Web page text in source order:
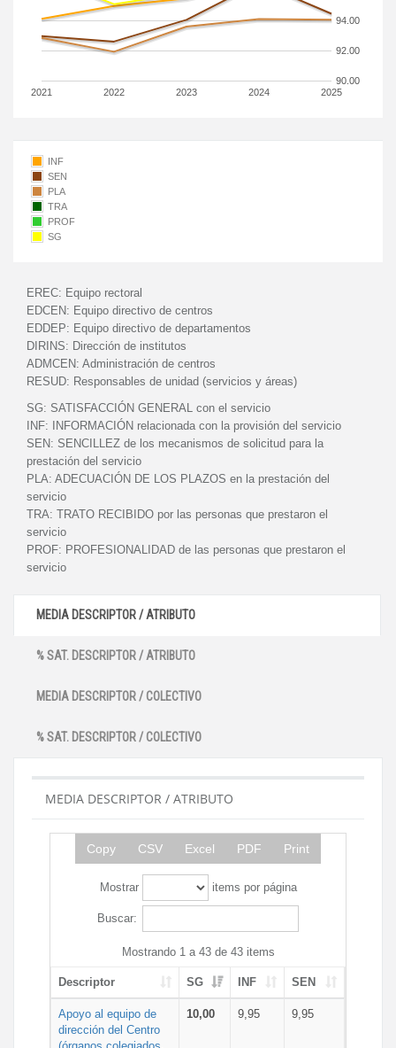
2021 2022 2023 2024 2025
90.00
92.00
94.00
INF
SEN
PLA
TRA
PROF
SG
EREC: Equipo rectoral
EDCEN: Equipo directivo de centros
EDDEP: Equipo directivo de departamentos
DIRINS: Dirección de institutos
ADMCEN: Administración de centros
RESUD: Responsables de unidad (servicios y áreas)
SG: SATISFACCIÓN GENERAL con el servicio
INF:
INFORMACIÓN relacionada con la provisión del servicio
SEN: SENCILLEZ de los mecanismos de solicitud para la
prestación del servicio
PLA: ADECUACIÓN DE LOS PLAZOS en la prestación del
servicio
TRA: TRATO RECIBIDO por las personas que prestaron el
servicio
PROF: PROFESIONALIDAD de las personas que prestaron el
servicio
MEDIA DESCRIPTOR / ATRIBUTO
% SAT. DESCRIPTOR / ATRIBUTO
MEDIA DESCRIPTOR / COLECTIVO
% SAT. DESCRIPTOR / COLECTIVO
MEDIA DESCRIPTOR / ATRIBUTO
Copy CSV Excel PDF Print
Mostrar items por página
Buscar:
Mostrando 1 a 43 de 43 items
Descriptor SG INF SEN
Apoyo al equipo de
dirección del Centro
(órganos colegiados,
10,00 9,95 9,95